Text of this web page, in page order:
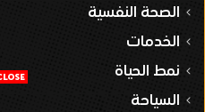
الصحة النفسية
الخدمات
نمط الحياة
السياحة